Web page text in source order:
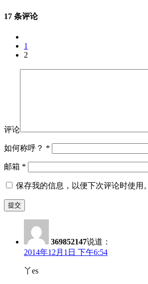
17 条评论
1
2
评论
如何称呼？ *
邮箱 *
保存我的信息，以便下次评论时使用。
369852147说道：
2014年12月1日 下午6:54
丫es